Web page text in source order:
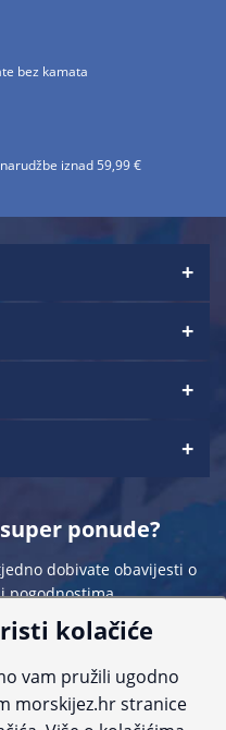
bez kamata
iznad 59,99 €
ponude?
dobivate obavijesti o
pogodnostima
kolačiće
vam pružili ugodno
morskijez.hr stranice